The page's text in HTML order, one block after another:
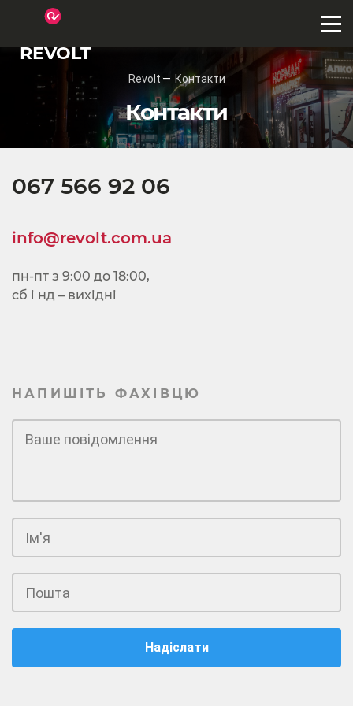
REVOLT
Revolt Контакти
Контакти
067 566 92 06
info@revolt.com.ua
пн-пт з 9:00 до 18:00,
сб і нд – вихідні
НАПИШІТЬ ФАХІВЦЮ